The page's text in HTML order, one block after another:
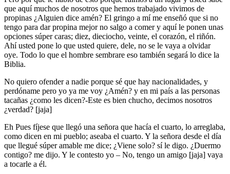
que aquí muchos de nosotros que hemos trabajado vivimos de
propinas ¿Alguien dice amén? El gringo a mí me enseñó que si no
tengo para dar propina mejor no salgo a comer y aquí le ponen unas
opciones súper caras; diez, dieciocho, veinte, el corazón, el riñón.
Ahí usted pone lo que usted quiere, dele, no se le vaya a olvidar
oye. Todo lo que el hombre sembrare eso también segará lo dice la
Biblia.
No quiero ofender a nadie porque sé que hay nacionalidades, y
perdóname pero yo ya me voy ¿Amén? y en mi país a las personas
tacañas ¿como les dicen?-Este es bien chucho, decimos nosotros
¿verdad? [jaja]
Eh Pues fíjese que llegó una señora que hacía el cuarto, lo arreglaba,
como dicen en mi pueblo; aseaba el cuarto. Y la señora desde el día
que llegué súper amable me dice; ¿Viene solo? sí le digo. ¿Duermo
contigo? me dijo. Y le contesto yo – No, tengo un amigo [jaja] vaya
a tocarle a él.